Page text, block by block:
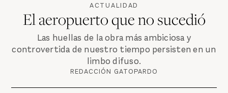
ACTUALIDAD
El aeropuerto que no sucedió
Las huellas de la obra más ambiciosa y
controvertida de nuestro tiempo persisten en un
limbo difuso.
REDACCIÓN GATOPARDO